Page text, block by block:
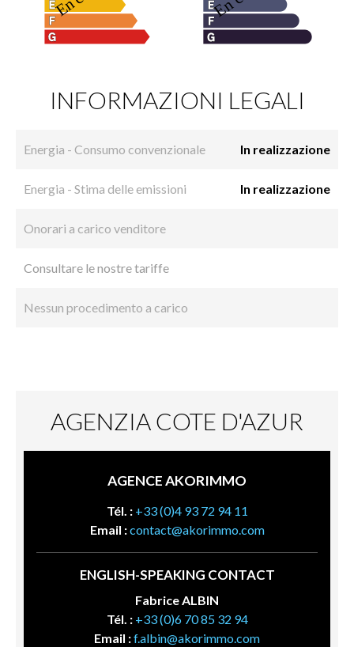
INFORMAZIONI LEGALI
Energia - Consumo convenzionale In realizzazione
Energia - Stima delle emissioni In realizzazione
Onorari a carico venditore
Consultare le nostre tariffe
Nessun procedimento a carico
AGENZIA COTE D'AZUR
AGENCE AKORIMMO
Tél. : +33 (0)4 93 72 94 11
Email :contact@akorimmo.com
ENGLISH-SPEAKING CONTACT
Fabrice ALBIN
Tél. : +33 (0)6 70 85 32 94
Email :f.albin@akorimmo.com